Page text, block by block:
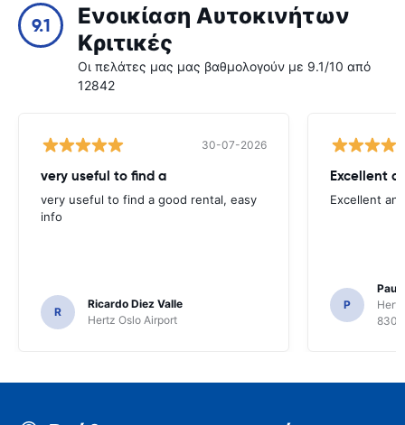
9.1
Ενοικίαση Αυτοκινήτων
Κριτικές
Οι πελάτες μας μας βαθμολογούν με 9.1/10 από
12842
30-07-2026
very useful to find a
very useful to find a good rental, easy
info
R
Ricardo Diez Valle
Hertz Oslo Airport
Excellent
Excellent
P
Paul
8300